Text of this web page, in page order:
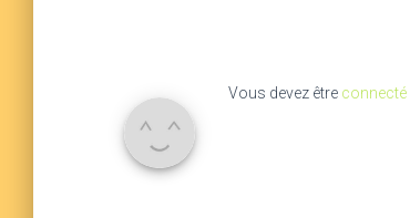
Vous devez être connecté